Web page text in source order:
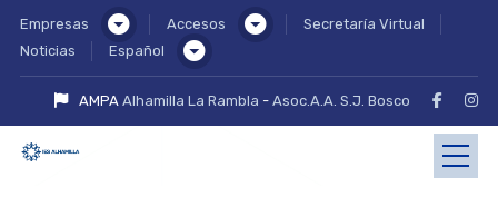
Empresas Accesos
Secretaría Virtual
Noticias
Español
AMPAAlhamilla La Rambla -Asoc.A.A. S.J. Bosco